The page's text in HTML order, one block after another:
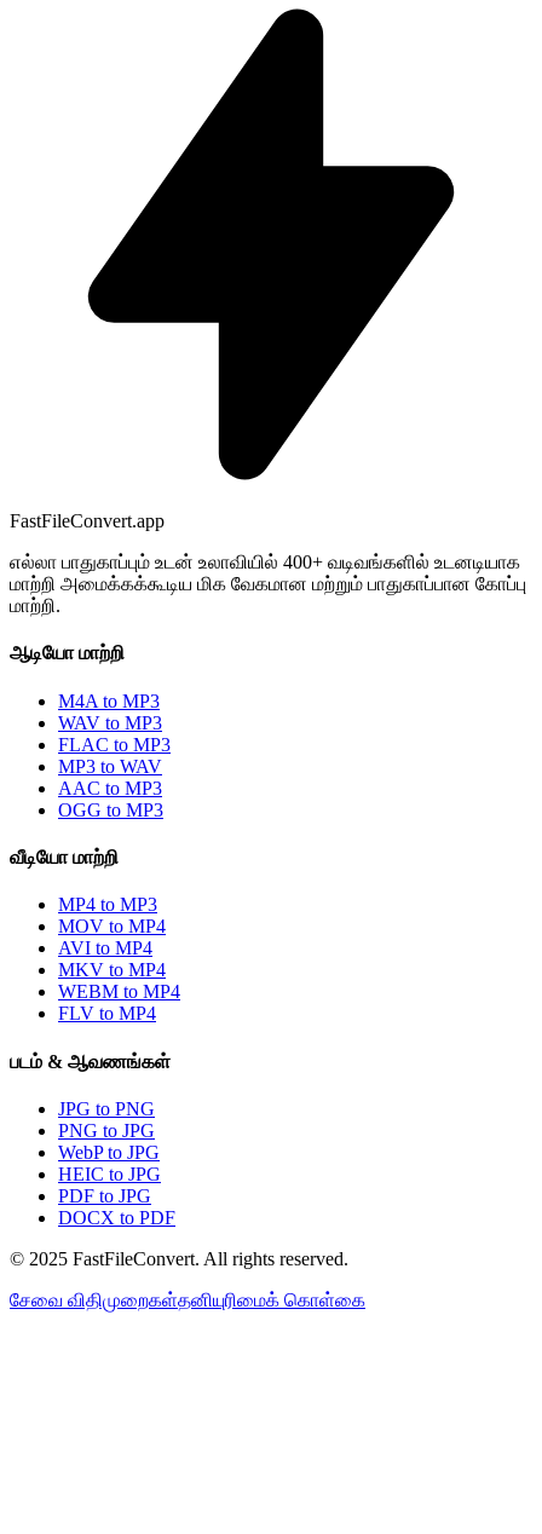
FastFileConvert.app
எல்லா பாதுகாப்பும் உடன் உலாவியில் 400+ வடிவங்களில் உடனடியாக
மாற்றி அமைக்கக்கூடிய மிக வேகமான மற்றும் பாதுகாப்பான கோப்பு
மாற்றி.
ஆடியோ மாற்றி
M4A to MP3
WAV to MP3
FLAC to MP3
MP3 to WAV
AAC to MP3
OGG to MP3
வீடியோ மாற்றி
MP4 to MP3
MOV to MP4
AVI to MP4
MKV to MP4
WEBM to MP4
FLV to MP4
படம் & ஆவணங்கள்
JPG to PNG
PNG to JPG
WebP to JPG
HEIC to JPG
PDF to JPG
DOCX to PDF
© 2025 FastFileConvert. All rights reserved.
சேவை விதிமுறைகள்தனியுரிமைக் கொள்கை